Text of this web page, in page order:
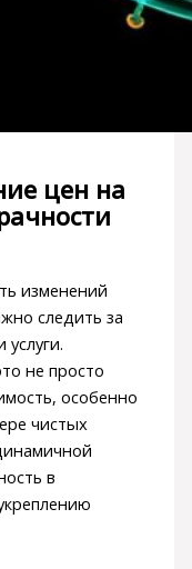
цен на
изменений
следить за
не просто
особенно
чистых
в